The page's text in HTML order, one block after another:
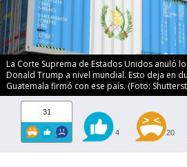
La Corte Suprema de Estados Unidos anuló
Donald Trump a nivel mundial. Esto deja en
Guatemala firmó con ese país. (Foto:
31
4 20